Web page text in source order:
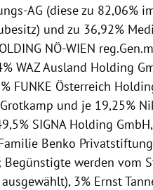
AG (diese zu 82,06%
und zu 36,92%
NÖ-WIEN
WAZ Ausland Holding
FUNKE Österreich
und je 19,25%
SIGNA Holding
Benko
werden vom
3% Ernst